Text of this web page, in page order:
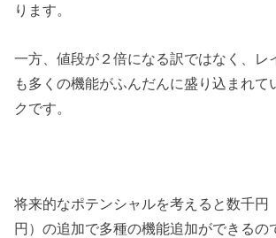
ります。
一方、値段が２倍になる訳ではなく、レ
も多くの機能がふんだんに盛り込まれて
クです。
将来的なポテンシャルを考えると数千円
円）の追加で多種の機能追加ができるの